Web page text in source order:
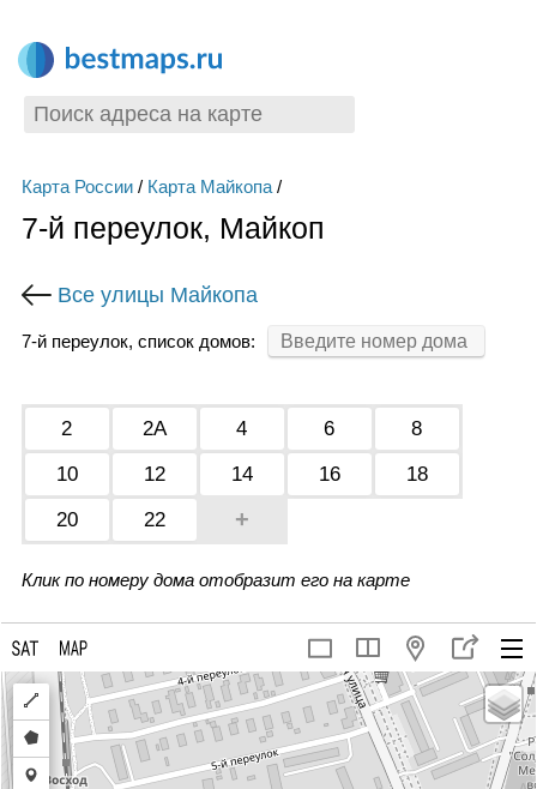
Карта России/ Карта Майкопа/
7-й переулок, Майкоп
Все улицы Майкопа
7-й переулок, список домов:
2 2А 4 6
8
10
12 14 16
18
20
22 +
Клик по номеру дома отобразит его на карте
Draw
a
polyline
Draw
a
Draw